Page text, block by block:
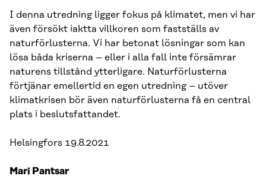
I denna utredning ligger fokus på klimatet, men vi har
även försökt iaktta villkoren som fastställs av
naturförlusterna. Vi har betonat lösningar som kan
lösa båda kriserna – eller i alla fall inte försämrar
naturens tillstånd ytterligare. Naturförlusterna
förtjänar emellertid en egen utredning – utöver
klimatkrisen bör även naturförlusterna få en central
plats i beslutsfattandet.
Helsingfors 19.8.2021
Mari Pantsar